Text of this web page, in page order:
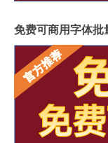
免费可商用字体批